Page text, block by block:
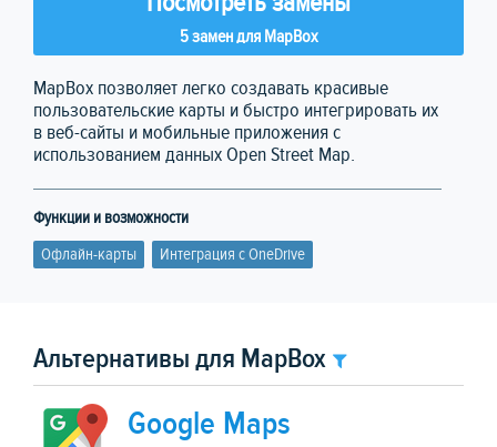
5 замен для MapBox
MapBox позволяет легко создавать красивые
пользовательские карты и быстро интегрировать их
в веб-сайты и мобильные приложения с
использованием данных Open Street Map.
Функции и возможности
Офлайн-карты
Интеграция с OneDrive
Альтернативы для MapBox
Google Maps